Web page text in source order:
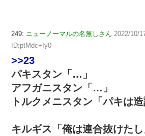
249: ニューノーマルの名無しさん 2022/10/
ID:ptMdc+Iy0
>>23
パキスタン「…」
アフガニスタン「…」
トルクメニスタン「パキは造
キルギス「俺は連合抜けたし